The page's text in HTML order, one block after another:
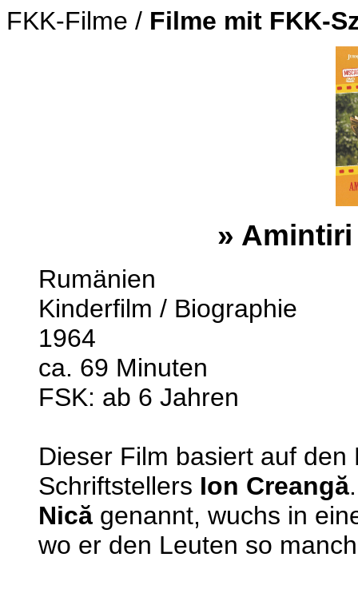
FKK-Filme / Filme mit FKK-
»
Rumänien
Kinderfilm / Biographie
1964
ca. 69 Minuten
FSK: ab 6 Jahren
Dieser Film basiert auf
Schriftstellers Ion Creangă
Nică genannt, wuchs in
wo er den Leuten so